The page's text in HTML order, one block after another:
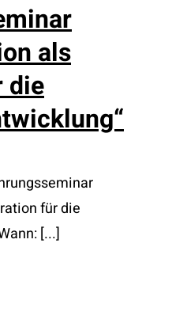
als
die
für die
[...]